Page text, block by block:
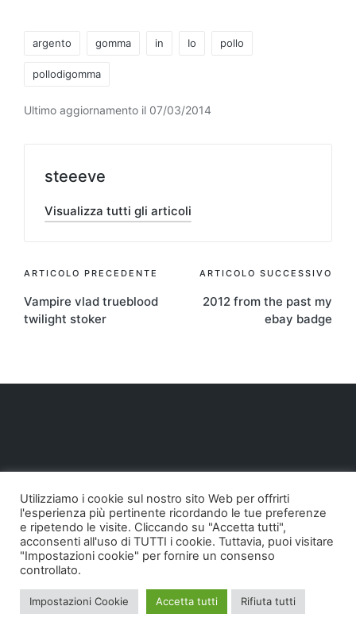
argento gomma in Io pollo
pollodigomma
Ultimo aggiornamento il 07/03/2014
steeeve
Visualizza tutti gli articoli
Navigazione
articoli
ARTICOLO PRECEDENTE
Vampire vlad trueblood
twilight stoker
ARTICOLO SUCCESSIVO
2012 from the past my
ebay badge
Copyright 2026 — Pollodigomma ...org. Tutti i diritti
riservati.
Sinatra WordPress Theme
Utilizziamo i cookie sul nostro sito Web per offrirti
l'esperienza più pertinente ricordando le tue preferenze
e ripetendo le visite. Cliccando su "Accetta tutti",
acconsenti all'uso di TUTTI i cookie. Tuttavia, puoi visitare
"Impostazioni cookie" per fornire un consenso
controllato.
Impostazioni Cookie Accetta tutti Rifiuta tutti